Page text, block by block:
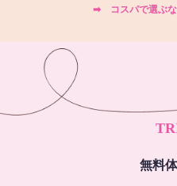
➡︎ コスパで選ぶな
無料